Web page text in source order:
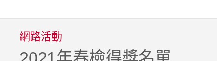
網路活動